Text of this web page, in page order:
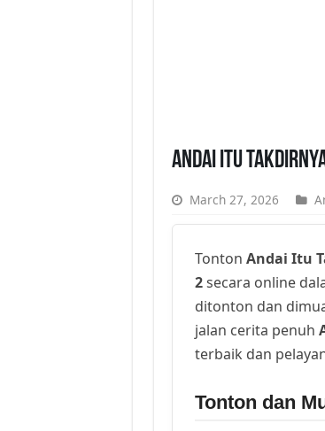
Andai Itu
March 27, 2026
Tonton Andai Itu
2secara online
ditonton dan
jalan cerita penuh
terbaik dan
Tonton dan